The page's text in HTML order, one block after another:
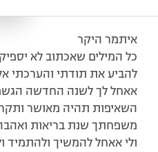
איתמר היקר
כל המילים שאכתוב לא
להביע את תודתי והערכתי
אאחל לך לשנה החדשה
השאיפות תהיה מאושר
משפחתך שנת בריאות
ולי אאחל להמשיך ולהתמיד